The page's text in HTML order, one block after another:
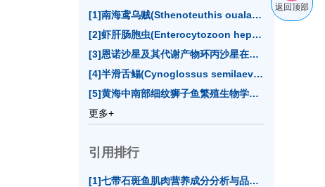
[1]南海鸢乌贼(Sthenoteuthis oualaniensis
)资源
[2]虾肝肠胞虫(Enterocytozoon hepatopenaei
[3]恩诺沙星及其代谢产物环丙沙星在牙鲆体内代谢消除规律(15080)
[4]半滑舌鳎(Cynoglossus semilaevis
)Sox基因家
[5]黄海中南部细纹狮子鱼繁殖生物学特征的年际变化(14760)
更多+
引用排行
[1]七带石斑鱼肌肉营养成分分析与品质评价(12)
返回顶部